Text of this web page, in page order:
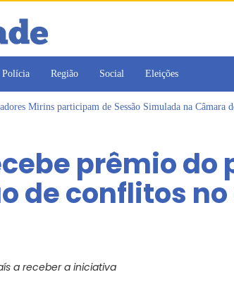
Polícia Região Social Eleições
Mirins participam de Sessão Simulada na Câmara
do Legislativo de Arujá entrega 1 tonelada de
promove 2º encontro da Jornada de Conhecimento em
terá novo posto para emissão do Cartão TOP
prêmio do
de conflitos
a receber a iniciativa